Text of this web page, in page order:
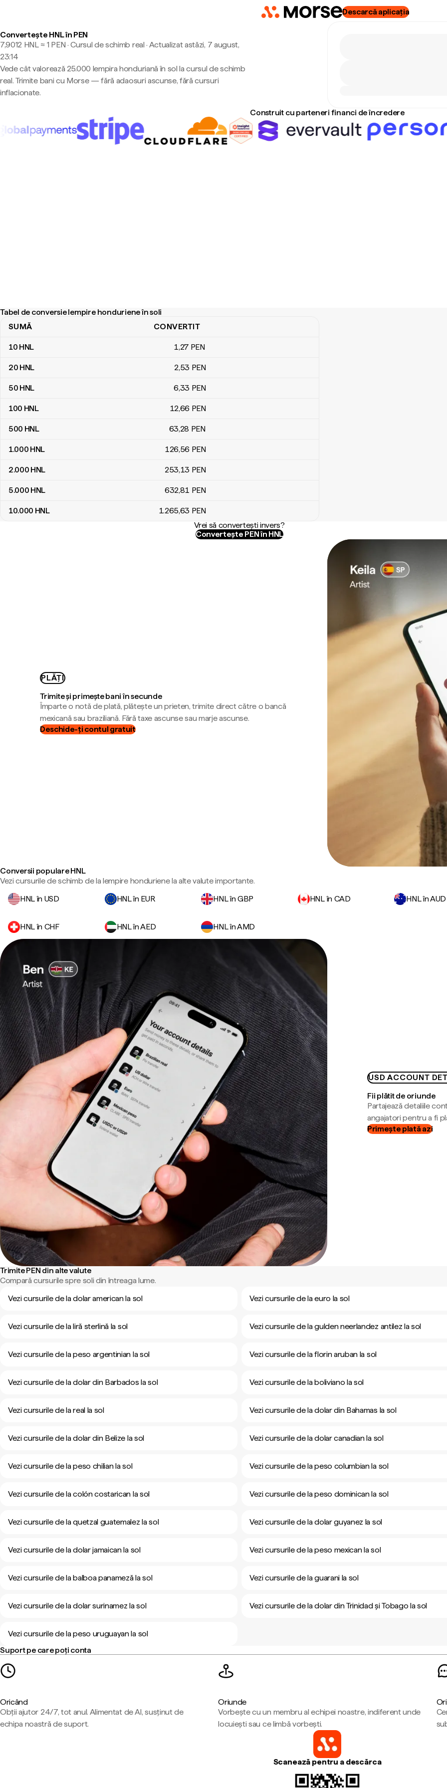
Descarcă aplicația
Convertește HNL în PEN
7,9012 HNL ≈ 1 PEN · Cursul de schimb real · Actualizat astăzi, 7 august,
23:14
Vede cât valorează 25.000 lempira honduriană în sol la cursul de schimb
real. Trimite bani cu Morse — fără adaosuri ascunse, fără cursuri
inflacionate.
Construit cu parteneri financi de încredere
Tabel de conversie lempire honduriene în soli
Tabel de conversie lempire honduriene în soli
SUMĂ CONVERTIT
10 HNL 1,27 PEN
20 HNL 2,53 PEN
50 HNL 6,33 PEN
100 HNL 12,66 PEN
500 HNL 63,28 PEN
1.000 HNL 126,56 PEN
2.000 HNL 253,13 PEN
5.000 HNL 632,81 PEN
10.000 HNL 1.265,63 PEN
Vrei să convertești invers?
Convertește PEN în HNL
PLĂȚI
Trimite și primește bani în secunde
Împarte o notă de plată, plătește un prieten, trimite direct către o bancă
mexicană sau braziliană. Fără taxe ascunse sau marje ascunse.
Deschide-ți contul gratuit
Conversii populare HNL
Vezi cursurile de schimb de la lempire honduriene la alte valute importante.
HNL în USD
HNL în EUR HNL în GBP HNL în CAD HNL în AUD
HNL în CHF HNL în AED HNL în AMD
USD ACCOUNT
Fii plătit de oriunde
Partajează detaliile
angajatori pentru a fi
Primește plată azi
Trimite PEN din alte valute
Compară cursurile spre soli din întreaga lume.
Vezi cursurile de la dolar american la sol
Vezi cursurile de la euro la sol
Vezi cursurile de la liră sterlină la sol Vezi cursurile de la gulden neerlandez antilez la sol
Vezi cursurile de la peso argentinian la sol Vezi cursurile de la florin aruban la sol
Vezi cursurile de la dolar din Barbados la sol Vezi cursurile de la boliviano la sol
Vezi cursurile de la real la sol Vezi cursurile de la dolar din Bahamas la sol
Vezi cursurile de la dolar din Belize la sol Vezi cursurile de la dolar canadian la sol
Vezi cursurile de la peso chilian la sol Vezi cursurile de la peso columbian la sol
Vezi cursurile de la colón costarican la sol Vezi cursurile de la peso dominican la sol
Vezi cursurile de la quetzal guatemalez la sol Vezi cursurile de la dolar guyanez la sol
Vezi cursurile de la dolar jamaican la sol Vezi cursurile de la peso mexican la sol
Vezi cursurile de la balboa panameză la sol Vezi cursurile de la guarani la sol
Vezi cursurile de la dolar surinamez la sol Vezi cursurile de la dolar din Trinidad și Tobago la sol
Vezi cursurile de la peso uruguayan la sol
Suport pe care poți conta
Oricând
Obții ajutor 24/7, tot anul. Alimentat de AI, susținut de
echipa noastră de suport.
Oriunde
Vorbește cu un membru al echipei noastre, indiferent unde
locuiești sau ce limbă vorbești.
Scanează pentru a descărca